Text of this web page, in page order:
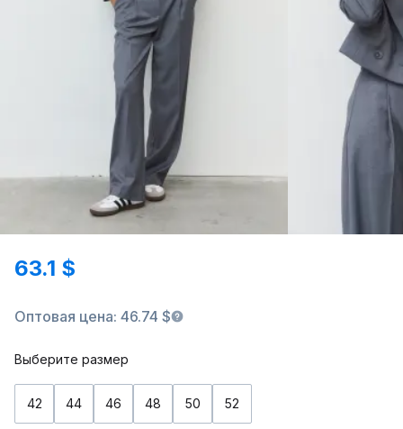
63.1 $
Оптовая цена: 46.74 $
Выберите размер
42 44 46 48 50 52